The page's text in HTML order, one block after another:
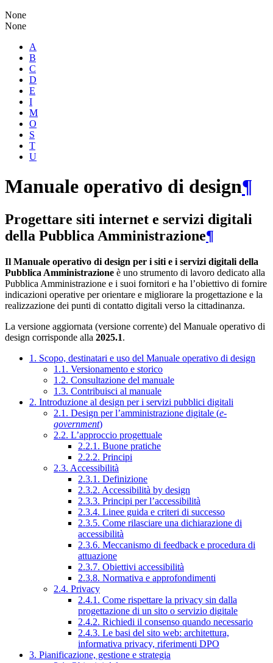
None
None
A
B
C
D
E
I
M
O
S
T
U
Manuale operativo di design¶
Progettare siti internet e servizi digitali
della Pubblica Amministrazione¶
Il Manuale operativo di design per i siti e i servizi digitali della
Pubblica Amministrazione è uno strumento di lavoro dedicato alla
Pubblica Amministrazione e i suoi fornitori e ha l’obiettivo di fornire
indicazioni operative per orientare e migliorare la progettazione e la
realizzazione dei punti di contatto digitali verso la cittadinanza.
La versione aggiornata (versione corrente) del Manuale operativo di
design corrisponde alla 2025.1.
1. Scopo, destinatari e uso del Manuale operativo di design
1.1. Versionamento e storico
1.2. Consultazione del manuale
1.3. Contribuisci al manuale
2. Introduzione al design per i servizi pubblici digitali
2.1. Design per l’amministrazione digitale (e-
government)
2.2. L’approccio progettuale
2.2.1. Buone pratiche
2.2.2. Principi
2.3. Accessibilità
2.3.1. Definizione
2.3.2. Accessibilità by design
2.3.3. Principi per l’accessibilità
2.3.4. Linee guida e criteri di successo
2.3.5. Come rilasciare una dichiarazione di
accessibilità
2.3.6. Meccanismo di feedback e procedura di
attuazione
2.3.7. Obiettivi accessibilità
2.3.8. Normativa e approfondimenti
2.4. Privacy
2.4.1. Come rispettare la privacy sin dalla
progettazione di un sito o servizio digitale
2.4.2. Richiedi il consenso quando necessario
2.4.3. Le basi del sito web: architettura,
informativa privacy, riferimenti DPO
3. Pianificazione, gestione e strategia